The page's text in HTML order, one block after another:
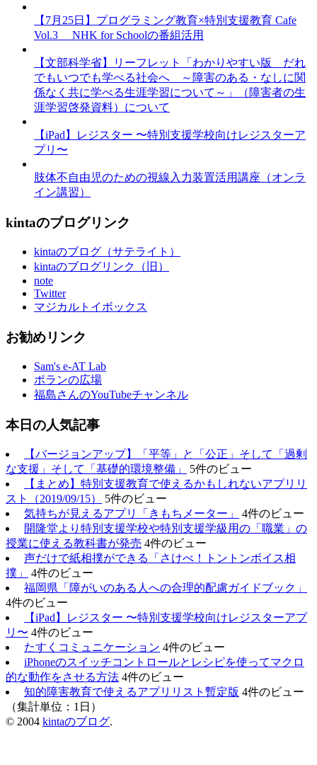
【7月25日】プログラミング教育×特別支援教育 Cafe
Vol.3 NHK for Schoolの番組活用
【文部科学省】リーフレット「わかりやすい版 だれ
でもいつでも学べる社会へ ～障害のある・なしに関
係なく共に学べる生涯学習について～」（障害者の生
涯学習啓発資料）について
【iPad】レジスター 〜特別支援学校向けレジスターア
プリ〜
肢体不自由児のための視線入力装置活用講座（オンラ
イン講習）
kintaのブログリンク
kintaのブログ（サテライト）
kintaのブログリンク（旧）
note
Twitter
マジカルトイボックス
お勧めリンク
Sam's e-AT Lab
ポランの広場
福島さんのYouTubeチャンネル
本日の人気記事
【バージョンアップ】「平等」と「公正」そして「過剰
な支援」そして「基礎的環境整備」
5件のビュー
【まとめ】特別支援教育で使えるかもしれないアプリリ
スト（2019/09/15）
5件のビュー
気持ちが見えるアプリ「きもちメーター」
4件のビュー
開隆堂より特別支援学校や特別支援学級用の「職業」の
授業に使える教科書が発売 4件のビュー
声だけで紙相撲ができる「さけべ！トントンボイス相
撲」
4件のビュー
福岡県「障がいのある人への合理的配慮ガイドブック」
4件のビュー
【iPad】レジスター 〜特別支援学校向けレジスターアプ
リ〜 4件のビュー
たすくコミュニケーション 4件のビュー
iPhoneのスイッチコントロールとレシピを使ってマクロ
的な動作をさせる方法 4件のビュー
知的障害教育で使えるアプリリスト暫定版 4件のビュー
（集計単位：1日）
© 2004 kintaのブログ.